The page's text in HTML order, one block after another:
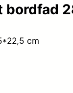
bordfad
cm